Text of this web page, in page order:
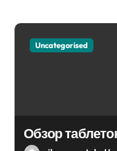
Uncategorised
Обзор